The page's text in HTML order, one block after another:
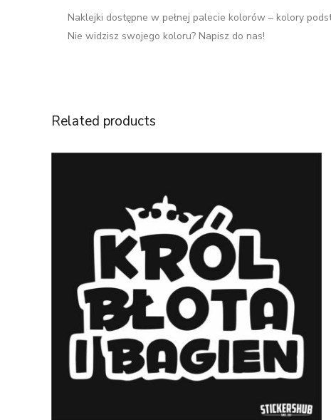
Naklejki dostępne w pełnej palecie kolorów – kolory
Nie widzisz swojego koloru? Napisz do nas!
Related products